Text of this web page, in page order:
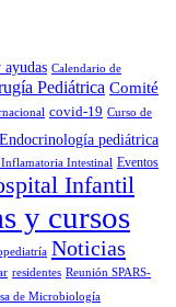
ayudas Calendario de
Pediátrica Comité
covid-19 Curso de
Endocrinología pediátrica
Intestinal Eventos
Infantil
y cursos
Noticias
residentes Reunión SPARS-
de Microbiología